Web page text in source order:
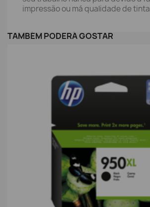
impressão ou má qualidade de
TAMBÉM PODERÁ GOSTAR